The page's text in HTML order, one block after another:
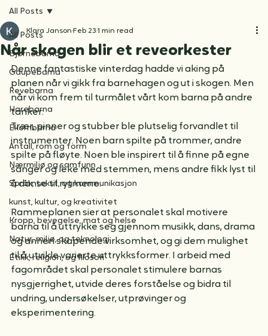
All Posts
Bjørnebarna
Gaupebarna
Revebarna
Harebarna
Ekornbarna
Antall, rom og form
Språk, tekst, og kommunikasjon
kunst, kultur, og kreativitet
Kropp, bevegelse, mat og helse
Natur, miljø, og teknologi
Etikk, religion, og filosofi
All Posts
Når skogen blir et reveorkester
Klara Janson
Denne fantastiske vinterdag hadde vi aking på
planen når vi gikk fra barnehagen og ut i skogen. Men
når vi kom frem til turmålet vårt kom barna på andre
tanker:
Trær, pinner og stubber ble plutselig forvandlet til
instrumenter. Noen barn spilte på trommer, andre
spilte på fløyte. Noen ble inspirert til å finne på egne
sanger og leke med stemmen, mens andre fikk lyst til
å danse til rytmene.
Rammeplanen sier at personalet skal motivere
barna til å uttrykke seg gjennom musikk, dans, drama
og annen skapende virksomhet, og gi dem mulighet
til å utvikle varierte uttrykksformer. I arbeid med
fagområdet skal personalet stimulere barnas
nysgjerrighet, utvide deres forståelse og bidra til